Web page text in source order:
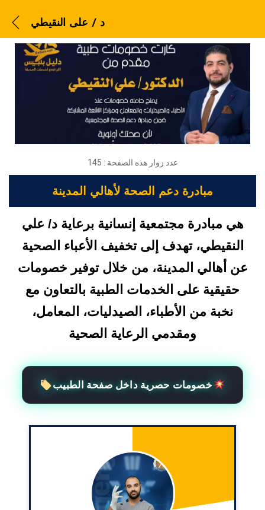
د / على النقيطي
د / على النقيطي
عدد زوار هذه الصفحة : 145
مبادرة دعم الصحة لأهالي المدينة
هي مبادرة مجتمعية إنسانية برعاية د/ علي
النقيطي، تهدف إلى تخفيف الأعباء الصحية
عن أهالي المدينة، من خلال توفير خصومات
حقيقية على الخدمات الطبية بالتعاون مع
نخبة من الأطباء، الصيدليات، المعامل،
ومقدمي الرعاية الصحية
خصومات حصرية داخل صفحة الطبيب